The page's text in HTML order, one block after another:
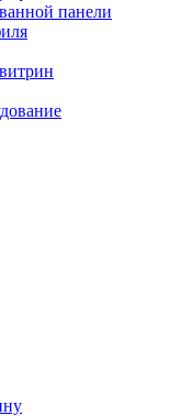
панели